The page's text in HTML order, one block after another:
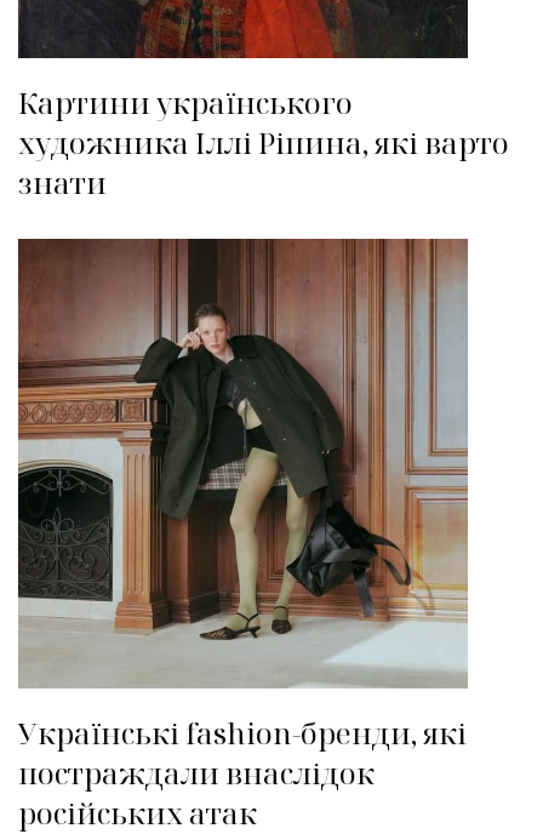
Картини українського
художника Іллі Ріпина, які варто
знати
Українські fashion-бренди, які
постраждали внаслідок
російських атак